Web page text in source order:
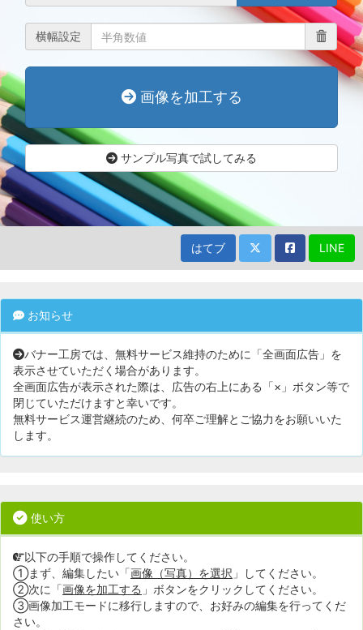
横幅設定
画像を加工する
サンプル写真で試してみる
はてブ LINE
お知らせ
バナー工房では、無料サービス維持のために「全画面広告」を
表示させていただく場合があります。
全画面広告が表示された際は、広告の右上にある「×」ボタン等で
閉じていただけますと幸いです。
無料サービス運営継続のため、何卒ご理解とご協力をお願いいた
します。
使い方
以下の手順で操作してください。
①まず、編集したい「画像（写真）を選択 」してください。
②次に「画像を加工する 」ボタンをクリックしてください。
③画像加工モードに移行しますので、お好みの編集を行ってくだ
さい。